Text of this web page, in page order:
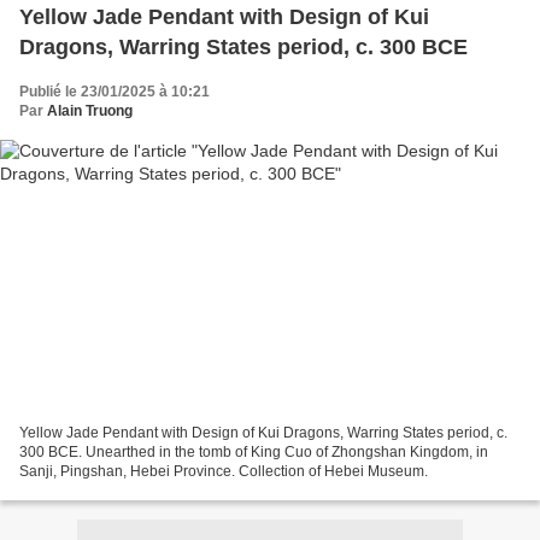
Yellow Jade Pendant with Design of Kui
Dragons, Warring States period, c. 300 BCE
Publié le 23/01/2025 à 10:21
Par Alain Truong
Yellow Jade Pendant with Design of Kui Dragons, Warring States period, c.
300 BCE. Unearthed in the tomb of King Cuo of Zhongshan Kingdom, in
Sanji, Pingshan, Hebei Province. Collection of Hebei Museum.